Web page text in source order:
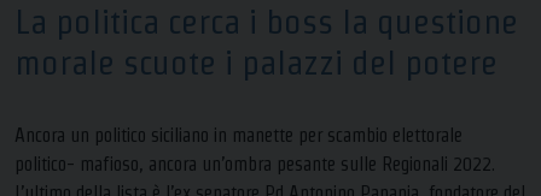
La politica cerca i boss la questione
morale scuote i palazzi del potere
Ancora un politico siciliano in manette per scambio elettorale
politico- mafioso, ancora un’ombra pesante sulle Regionali 2022.